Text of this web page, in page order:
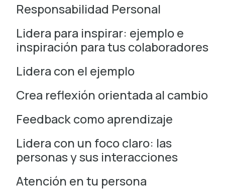
Responsabilidad Personal
Lidera para inspirar: ejemplo e
inspiración para tus colaboradores
Lidera con el ejemplo
Crea reflexión orientada al cambio
Feedback como aprendizaje
Lidera con un foco claro: las
personas y sus interacciones
Atención en tu persona